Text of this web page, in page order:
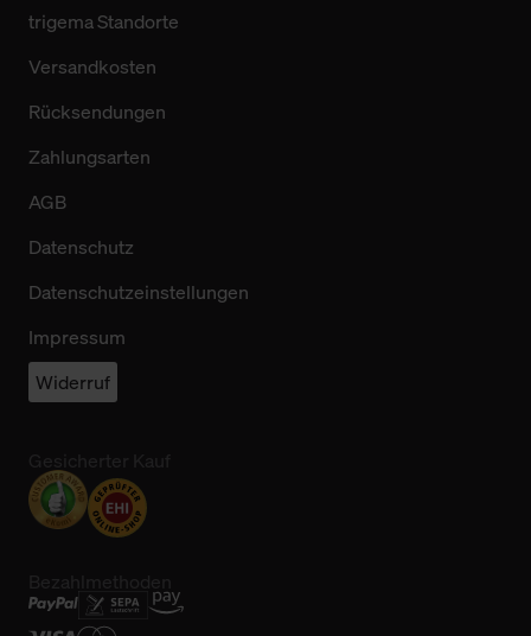
trigema Standorte
Versandkosten
Rücksendungen
Zahlungsarten
AGB
Datenschutz
Datenschutzeinstellungen
Impressum
Widerruf